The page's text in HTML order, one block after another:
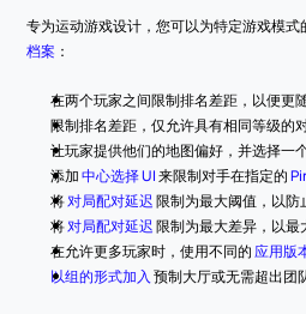
专为运动游戏设计，您可以为特定游戏模
档案 ：
在两个玩家之间限制排名差距，以便更
限制排名差距，仅允许具有相同等级的
让玩家提供他们的地图偏好，并选择一
添加 中心选择 UI 来限制对手在指定的
将 对局配对延迟 限制为最大阈值，以防
将 对局配对延迟 限制为最大差异，以最
在允许更多玩家时，使用不同的 应用版
以组的形式加入 预制大厅或无需超出团